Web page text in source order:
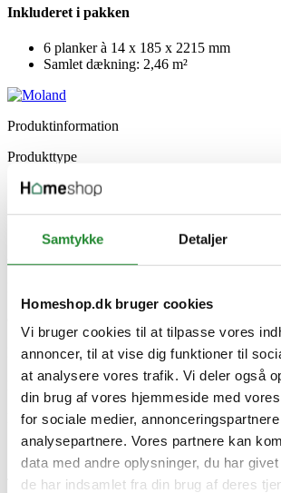
Samtykke Detaljer
Homeshop.dk bruger cookies
Vi bruger cookies til at tilpasse vores
annoncer, til at vise dig funktioner til
at analysere vores trafik. Vi deler også
din brug af vores hjemmeside med
for sociale medier,
analysepartnere. Vores partnere kan
data med andre oplysninger, du har
de har indsamlet fra din brug af deres
Inkluderet i pakken
6 planker à 14 x 185 x 2215 mm
Samlet dækning: 2,46 m²
Produktinformation
Produkttype
Serie
6
40
98.4
Olie
M2 pr. pakke
2.46
Klasse
0
Kliksystem
G5
Slidlag
3.5
Træsort